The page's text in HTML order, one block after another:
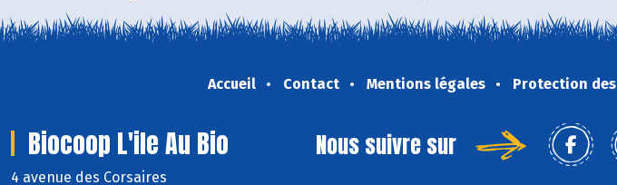
Accueil Contact Mentions légales Protection
Biocoop L'ile Au Bio
4 avenue des Corsaires
Nous suivre sur